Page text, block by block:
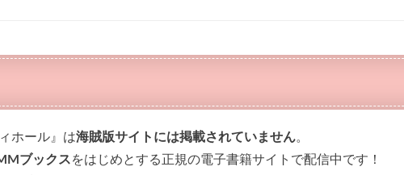
ホール』は海賊版サイトには掲載されていません。
ブックスをはじめとする正規の電子書籍サイトで配信中です！